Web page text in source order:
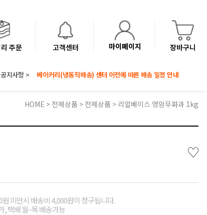
주문 고객센터 마이페이지 장바구니
공지사항 >
8월 광복절 배송안내
HOME > 전체상품 > 전체상품 > 리얼베이스 영암무화과 1kg
♡
미만시 배송비 4,000원이 청구됩니다.
, 택배 월~목 배송가능